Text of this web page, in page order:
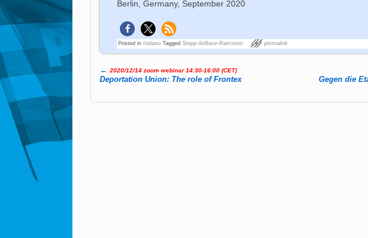
Berlin, Germany, September 2020
Posted in Italiano Tagged Stopp-AirBase-Ramstein permalink
Post navigation
← 2020/12/14 zoom webinar 14:30-16:00 (CET)
Deportation Union: The role of Frontex
Gegen die